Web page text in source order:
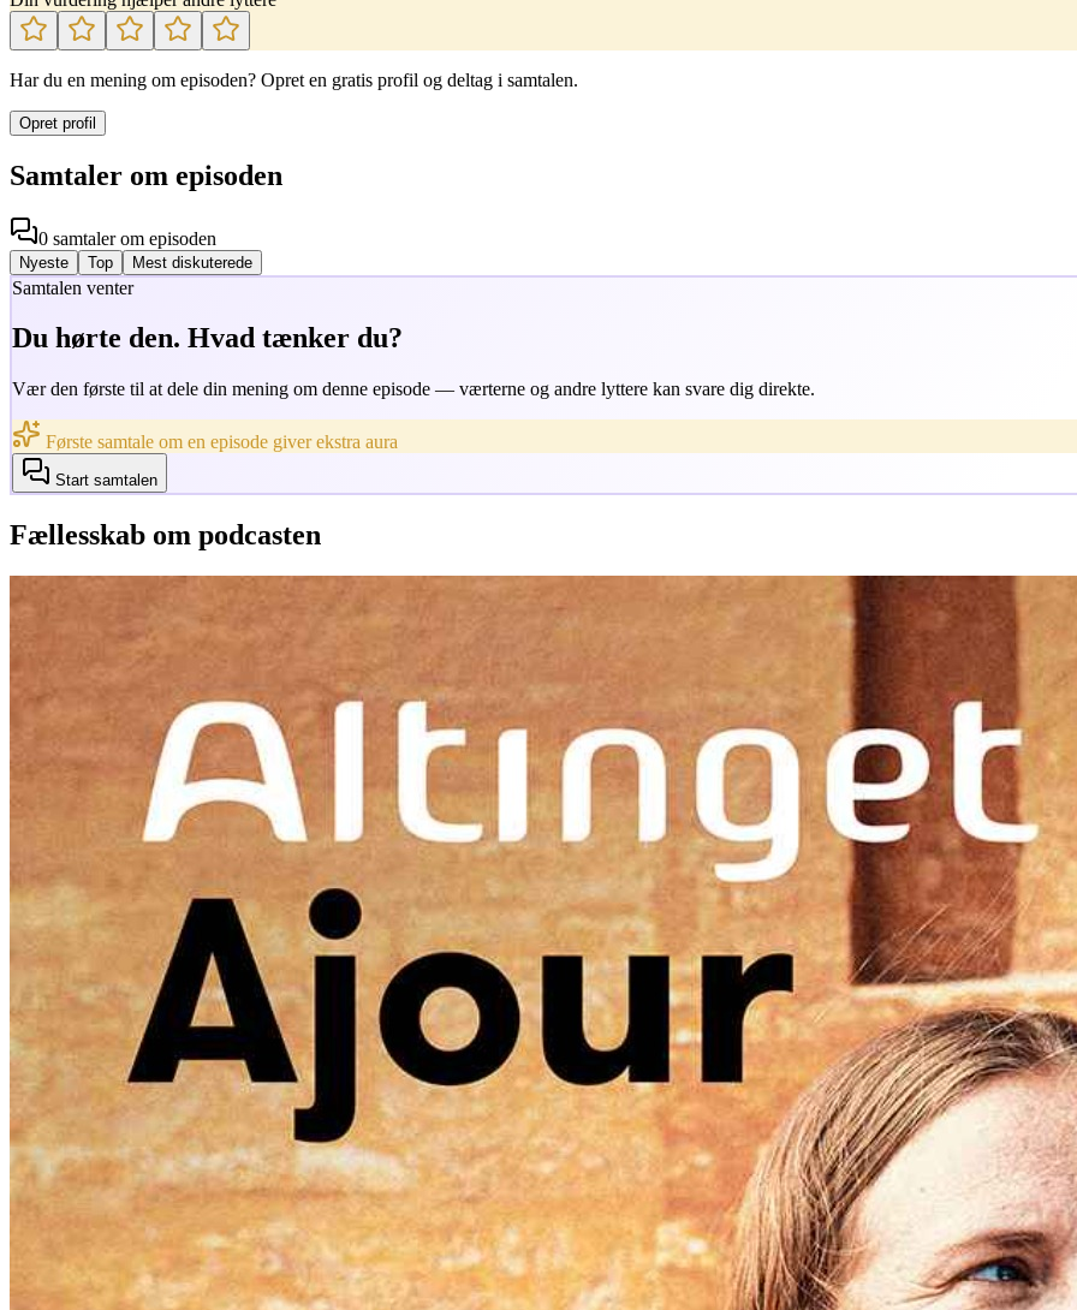
Har du en mening om episoden? Opret en gratis profil og deltag i samtalen.
Opret profil
Samtaler om episoden
0 samtalerom episoden
Nyeste Top Mest diskuterede
Samtalen venter
Du hørte den. Hvad tænker du?
Vær den første til at dele din mening om denne episode — værterne og andre lyttere kan svare dig direkte.
Første samtale om en episode giver ekstra aura
Start samtalen
Fællesskab om podcasten